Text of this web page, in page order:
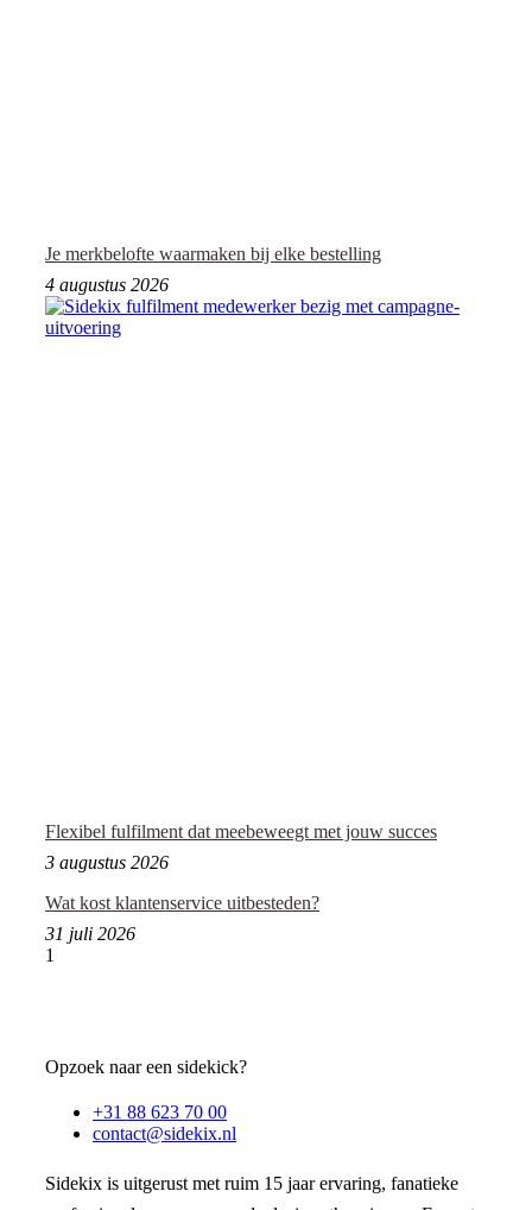
Je merkbelofte waarmaken bij elke bestelling
4 augustus 2026
Flexibel fulfilment dat meebeweegt met jouw succes
3 augustus 2026
Wat kost klantenservice uitbesteden?
31 juli 2026
Opzoek naar een sidekick?
+31 88 623 70 00
contact@sidekix.nl
Sidekix is uitgerust met ruim 15 jaar ervaring, fanatieke